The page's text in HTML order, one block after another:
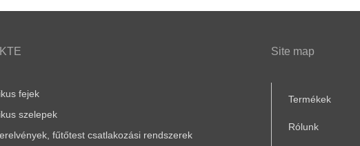
fejek
szelepek
fűtőtest csatlakozási rendszerek
Site map
Termékek
Rólunk